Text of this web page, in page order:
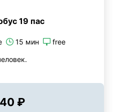
19 пас
15 мин free
₽